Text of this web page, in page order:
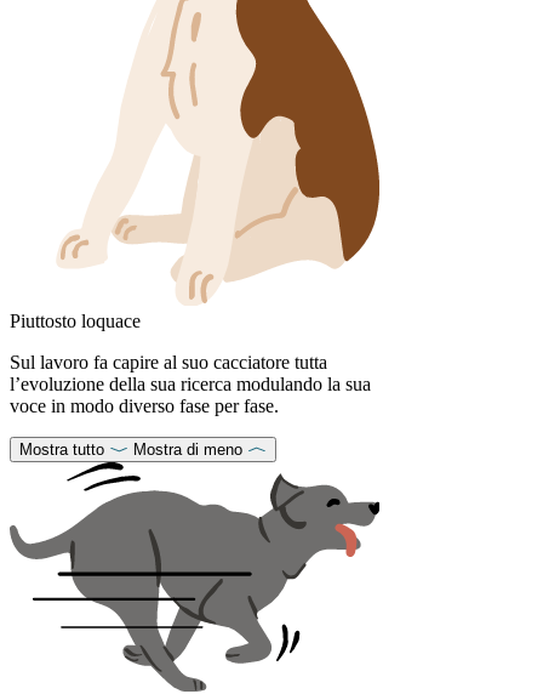
Piuttosto loquace
Sul lavoro fa capire al suo cacciatore tutta
l’evoluzione della sua ricerca modulando la sua
voce in modo diverso fase per fase.
Mostra tutto Mostra di meno